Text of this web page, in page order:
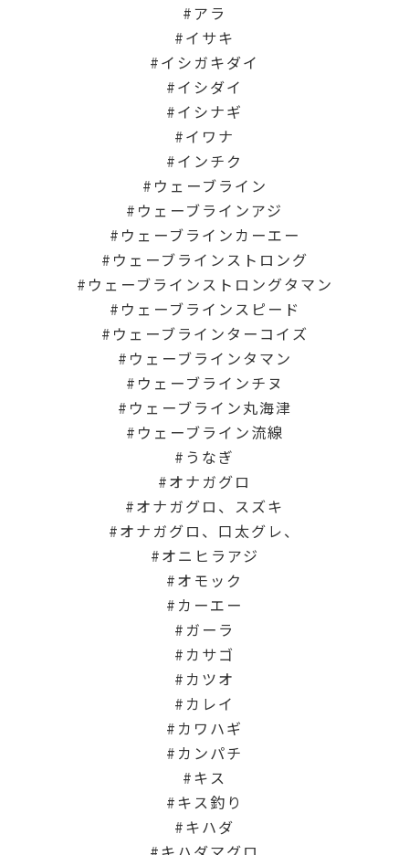
アラ
イサキ
イシガキダイ
イシダイ
イシナギ
イワナ
インチク
ウェーブライン
ウェーブラインアジ
ウェーブラインカーエー
ウェーブラインストロング
ウェーブラインストロングタマン
ウェーブラインスピード
ウェーブラインターコイズ
ウェーブラインタマン
ウェーブラインチヌ
ウェーブライン丸海津
ウェーブライン流線
うなぎ
オナガグロ
オナガグロ、スズキ
オナガグロ、口太グレ、
オニヒラアジ
オモック
カーエー
ガーラ
カサゴ
カツオ
カレイ
カワハギ
カンパチ
キス
キス釣り
キハダ